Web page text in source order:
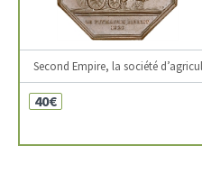
Second Empire, la société
40€